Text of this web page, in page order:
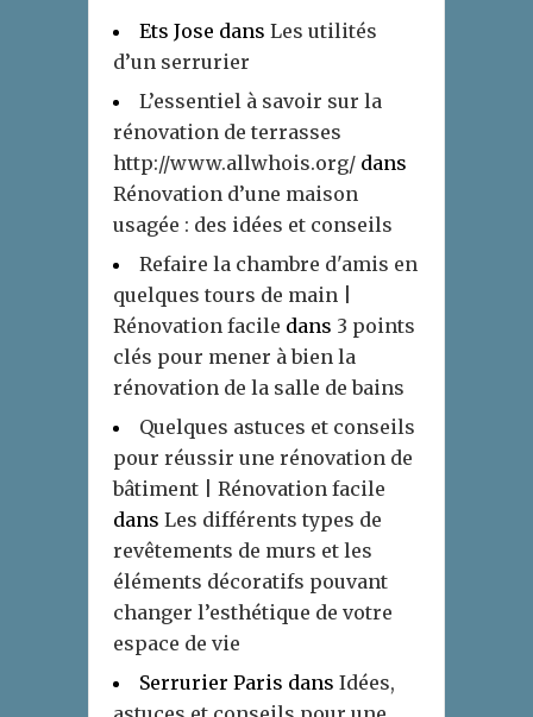
Ets Jose dans Les utilités
d’un serrurier
L’essentiel à savoir sur la
rénovation de terrasses
http://www.allwhois.org/ dans
Rénovation d’une maison
usagée : des idées et conseils
Refaire la chambre d'amis en
quelques tours de main |
Rénovation facile dans 3 points
clés pour mener à bien la
rénovation de la salle de bains
Quelques astuces et conseils
pour réussir une rénovation de
bâtiment | Rénovation facile
dans Les différents types de
revêtements de murs et les
éléments décoratifs pouvant
changer l’esthétique de votre
espace de vie
Serrurier Paris dans Idées,